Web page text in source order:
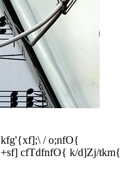
/ o;nfO{
cfTdfnfO{ k/d]Zj/tkm{